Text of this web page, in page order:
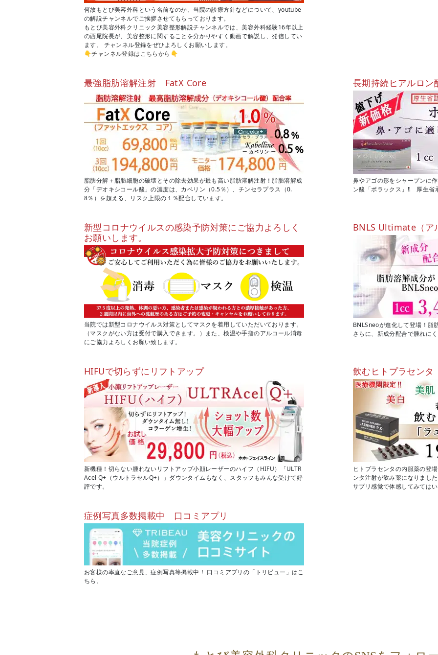
何故もとび美容外科という名前なのか、当院の診療方針などについて、youtube
の解説チャンネルでご挨拶させてもらっております。
もとび美容外科クリニック美容整形解説チャンネルでは、美容外科経験16年以上
の西尾院長が、美容整形に関することを分かりやすく動画で解説し、発信してい
ます。 チャンネル登録をぜひよろしくお願いします。
👇チャンネル登録はこちらから 👇
最強脂肪溶解注射 FatX Core
脂肪分解＋脂肪細胞の破壊とその除去効果が最も高い脂肪溶解注射！脂肪溶解成
分「デオキシコール酸」の濃度は、カベリン（0.5％）、チンセラプラス（0.
8％）を超える、リスク上限の１％配合しています。
長期持続ヒアルロ
鼻やアゴの形をシャープンに
ン酸「ボラックス」‼ 厚生省
新型コロナウイルスの感染予防対策にご協力よろしく
お願いします。
当院では新型コロナウイルス対策としてマスクを着用していただいております。
（マスクがない方は受付で購入できます。）また、検温や手指のアルコール消毒
にご協力よろしくお願い致します。
BNLS Ultimate（ア
BNLSneoが進化して登場！脂
さらに、新成分配合で腫れに
HIFUで切らずにリフトアップ
新機種！切らない腫れないリフトアップ小顔レーザーのハイフ（HIFU）「ULTR
Acel Q+（ウルトラセルQ+）」ダウンタイムもなく、スタッフもみんな受けて好
評です。
飲むヒトプラセンタ
ヒトプラセンタの内服薬の登
ンタ注射が飲み薬になりまし
サプリ感覚で体感してみてはい
症例写真多数掲載中 口コミアプリ
お客様の率直なご意見、症例写真等掲載中！ 口コミアプリの「トリビュー」はこ
ちら。